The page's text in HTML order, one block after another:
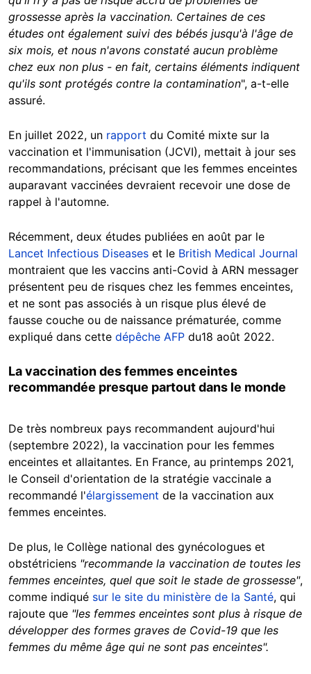
grossesse après la vaccination. Certaines de ces
études ont également suivi des bébés jusqu'à l'âge de
six mois, et nous n'avons constaté aucun problème
chez eux non plus - en fait, certains éléments indiquent
qu'ils sont protégés contre la contamination", a-t-elle
assuré.
En juillet 2022, un rapport du Comité mixte sur la
vaccination et l'immunisation (JCVI), mettait à jour ses
recommandations, précisant que les femmes enceintes
auparavant vaccinées devraient recevoir une dose de
rappel à l'automne.
Récemment, deux études publiées en août par le
Lancet Infectious Diseases et le British Medical Journal
montraient que les vaccins anti-Covid à ARN messager
présentent peu de risques chez les femmes enceintes,
et ne sont pas associés à un risque plus élevé de
fausse couche ou de naissance prématurée, comme
expliqué dans cette dépêche AFP du18 août 2022.
La vaccination des femmes enceintes
recommandée presque partout dans le monde
De très nombreux pays recommandent aujourd'hui
(septembre 2022), la vaccination pour les femmes
enceintes et allaitantes. En France, au printemps 2021,
le Conseil d'orientation de la stratégie vaccinale a
recommandé l'élargissement de la vaccination aux
femmes enceintes.
De plus, le Collège national des gynécologues et
obstétriciens "recommande la vaccination de toutes les
femmes enceintes, quel que soit le stade de grossesse",
comme indiqué sur le site du ministère de la Santé, qui
rajoute que "les femmes enceintes sont plus à risque de
développer des formes graves de Covid-19 que les
femmes du même âge qui ne sont pas enceintes".